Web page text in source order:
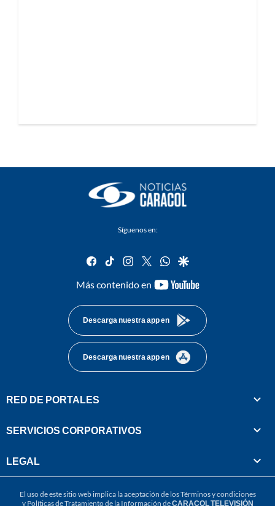
Síguenos en:
facebook
tiktok instagram
twitterwhatsapp
google
Más contenido en
youtube-
Descarga nuestra app en
Descarga nuestra app en
RED DE PORTALES
SERVICIOS CORPORATIVOS
LEGAL
El uso de este sitio web implica la aceptación de losTérminos y condiciones
y Políticas de Tratamiento de la Información deCARACOL TELEVISIÓN